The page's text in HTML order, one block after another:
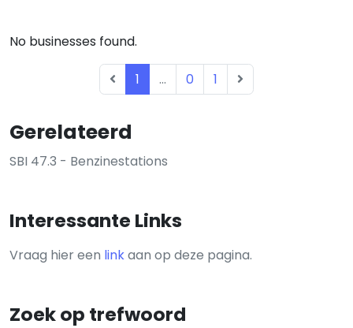
Gerelateerd
SBI 47.3 - Benzinestations
Interessante Links
Vraag hier een linkaan op deze pagina.
Zoek op trefwoord
No businesses found.
1 ... 0 1